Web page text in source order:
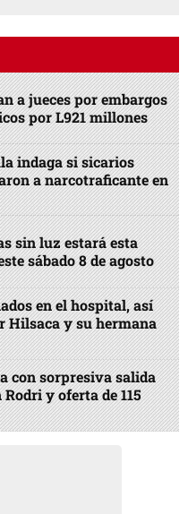
a jueces por embargos
por L921 millones
indaga si sicarios
a narcotraficante en
sin luz estará esta
sábado 8 de agosto
en el hospital, así
Hilsaca y su hermana
con sorpresiva salida
y oferta de 115